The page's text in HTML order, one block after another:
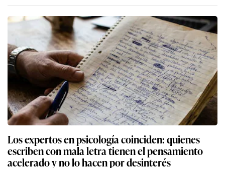
Los expertos en psicología coinciden: quienes
escriben con mala letra tienen el pensamiento
acelerado y no lo hacen por desinterés